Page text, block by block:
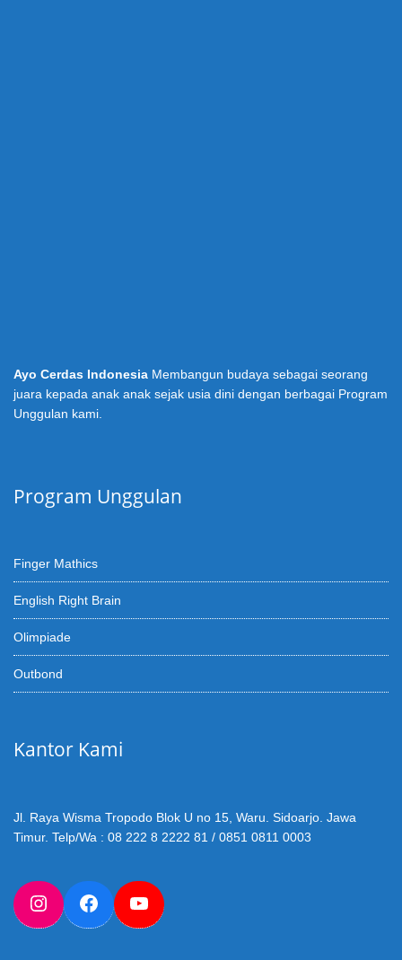
Ayo Cerdas Indonesia Membangun budaya sebagai seorang
juara kepada anak anak sejak usia dini dengan berbagai Program
Unggulan kami.
Program Unggulan
Finger Mathics
English Right Brain
Olimpiade
Outbond
Kantor Kami
Jl. Raya Wisma Tropodo Blok U no 15, Waru. Sidoarjo. Jawa
Timur. Telp/Wa : 08 222 8 2222 81 / 0851 0811 0003
InstagramFacebookYouTube